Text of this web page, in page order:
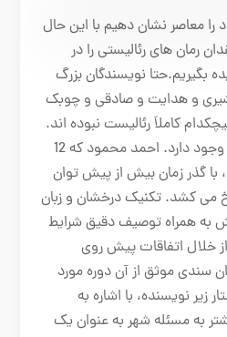
معاصر نشان دهیم با این حال
رمان های رئالیستی را در
بگیریم.حتا نویسندگان بزرگ
و هدایت و صادقی و چوبک
کاملاَ رئالیست نبوده اند.
اما در این میان یک استثنا وجود دارد. احمد محمود که 12
با گذر زمان بیش از پیش توان
می کشد. تکنیک درخشان و زبان
به همراه توصیف دقیق شرایط
خلال اتفاقات پیش روی
سندی موثق از آن دوره مورد
زیر نویسنده، با اشاره به
به مسئله شهر به عنوان یک